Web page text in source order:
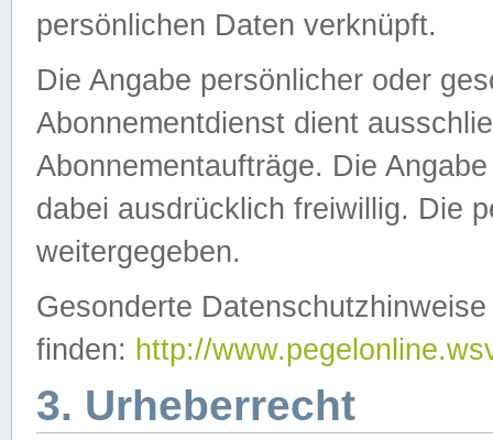
persönlichen Daten verknüpft.
Die Angabe persönlicher oder
Abonnementdienst dient
Abonnementaufträge. Die
dabei ausdrücklich freiwillig. Die
weitergegeben.
Gesonderte
finden: http://
3. Urheberrecht